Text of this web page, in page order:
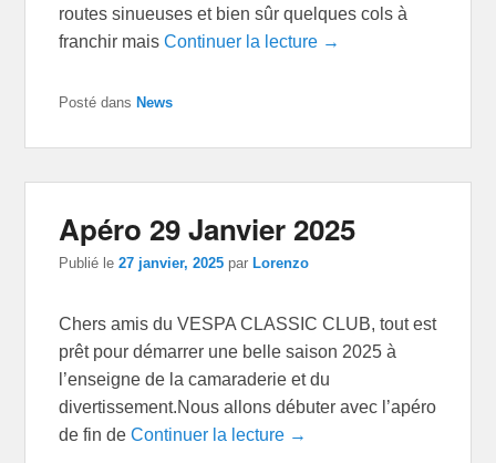
routes sinueuses et bien sûr quelques cols à
franchir maisContinuer la lecture →
Posté dans News
Apéro 29 Janvier 2025
Publié le27 janvier, 2025 parLorenzo
Chers amis du VESPA CLASSIC CLUB, tout est
prêt pour démarrer une belle saison 2025 à
l’enseigne de la camaraderie et du
divertissement.Nous allons débuter avec l’apéro
de fin deContinuer la lecture →